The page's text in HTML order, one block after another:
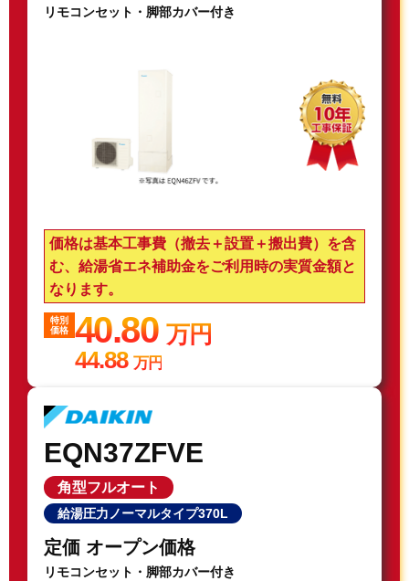
リモコンセット・脚部カバー付き
価格は基本工事費（撤去＋設置＋搬出費）を含
む、給湯省エネ補助金をご利用時の実質金額と
なります。
特別
価格
40.80万円
44.88 万円
EQN37ZFVE
角型フルオート
給湯圧力ノーマルタイプ370L
定価 オープン価格
リモコンセット・脚部カバー付き